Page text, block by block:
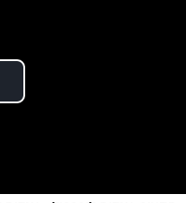
חגיגה של כדורגל